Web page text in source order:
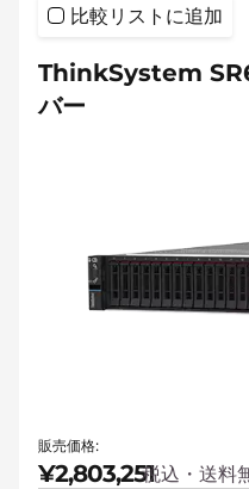
比較リストに追加
ThinkSystem
バー
販売価格:
¥2,803,251税込・送料